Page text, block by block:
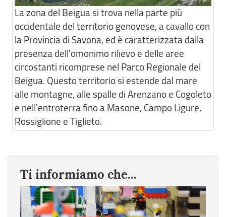
La zona del Beigua si trova nella parte più
occidentale del territorio genovese, a cavallo con
la Provincia di Savona, ed è caratterizzata dalla
presenza dell'omonimo rilievo e delle aree
circostanti ricomprese nel Parco Regionale del
Beigua. Questo territorio si estende dal mare
alle montagne, alle spalle di Arenzano e Cogoleto
e nell'entroterra fino a Masone, Campo Ligure,
Rossiglione e Tiglieto.
Ti informiamo che...